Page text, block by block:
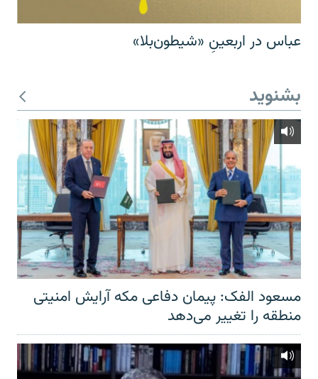
عباس در اربعینِ «شیطون‌بلا»
بشنوید
مسعود الفک: پیمان دفاعی مکه آرایش امنیتی
منطقه را تغییر می‌دهد